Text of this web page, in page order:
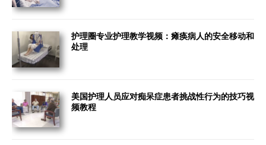
护理圈专业护理教学视频：瘫痪病人的安全移动和
处理
美国护理人员应对痴呆症患者挑战性行为的技巧视
频教程